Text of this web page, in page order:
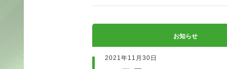
お知らせ
2021年11月30日